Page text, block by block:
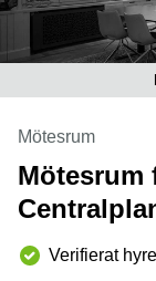
Mötesrum
Mötesrum
Verifierat